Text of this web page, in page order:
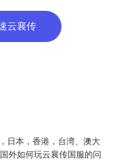
云襄传
日本，香港，台湾、澳大
外如何玩云襄传国服的问